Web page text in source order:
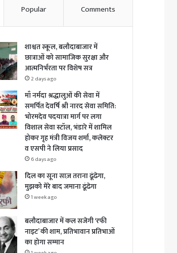
Popular Comments
शाश्वत स्कूल, बलौदाबाजार में
छात्राओं को सामाजिक सुरक्षा और
आत्मनिर्भरता पर विशेष सत्र
2 days ago
माँ नर्मदा श्रद्धालुओं की सेवा में
समर्पित देवर्षि श्री नारद सेवा समिति:
भोरमदेव पदयात्रा मार्ग पर लगा
विशाल सेवा स्टॉल, भंडारे में शामिल
होकर गृह मंत्री विजय शर्मा, कलेक्टर
व एसपी ने लिया प्रसाद
6 days ago
दिल का सूना साज़ तराना ढूंढेगा,
मुझको मेरे बाद जमाना ढूंढेगा
1 week ago
बलौदाबाजार में कल सजेगी ‘रफी
नाइट’ की शाम, प्रतिभावान प्रतिभाओं
का होगा सम्मान